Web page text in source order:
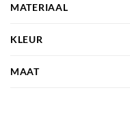
MATERIAAL
KLEUR
MAAT